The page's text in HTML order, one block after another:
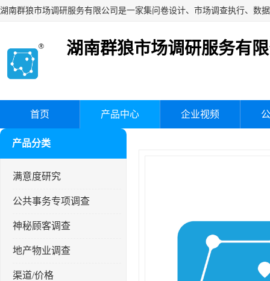
湖南群狼市场调研服务有
首页 产品中心 企业视频
产品分类
满意度研究
公共事务专项调查
神秘顾客调查
地产物业调查
渠道/价格